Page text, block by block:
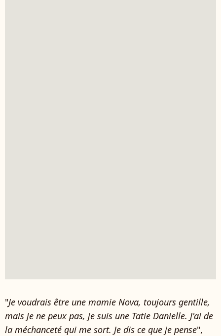
"Je voudrais être une mamie Nova, toujours gentille,
mais je ne peux pas, je suis une Tatie Danielle. J'ai de
la méchanceté qui me sort. Je dis ce que je pense",